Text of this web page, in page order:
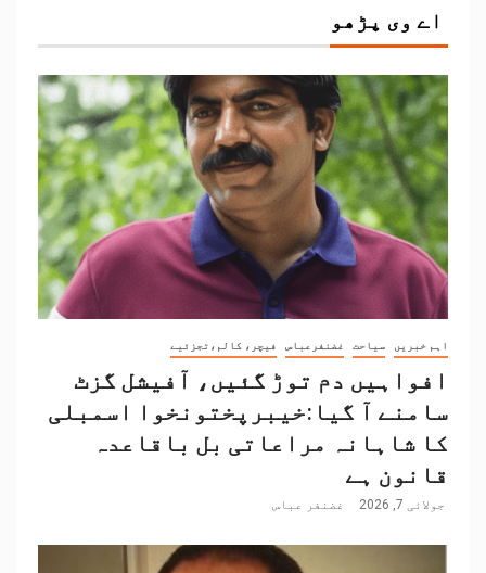
اے وی پڑھو
اہم خبریں سیاحت غضنفرعباس فیچر، کالم،تجزئیے
افواہیں دم توڑ گئیں، آفیشل گزٹ
سامنے آ گیا:خیبرپختونخوا اسمبلی
کا شاہانہ مراعاتی بل باقاعدہ
قانون ہے
جولائی 7, 2026 غضنفر عباس